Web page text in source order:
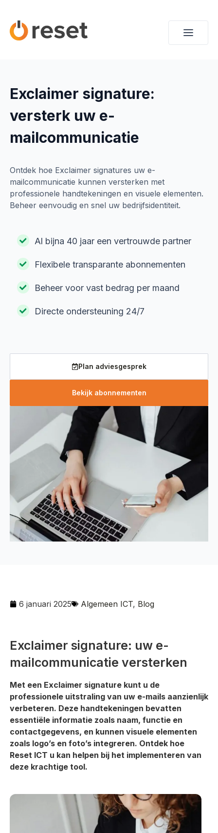
Exclaimer signature:
versterk uw e-
mailcommunicatie
Ontdek hoe Exclaimer signatures uw e-
mailcommunicatie kunnen versterken met
professionele handtekeningen en visuele elementen.
Beheer eenvoudig en snel uw bedrijfsidentiteit.
Al bijna 40 jaar een vertrouwde partner
Flexibele transparante abonnementen
Beheer voor vast bedrag per maand
Directe ondersteuning 24/7
Plan adviesgesprek
Bekijk abonnementen
6 januari 2025 Algemeen ICT, Blog
Exclaimer signature: uw e-
mailcommunicatie versterken
Met een Exclaimer signature kunt u de
professionele uitstraling van uw e-mails aanzienlijk
verbeteren. Deze handtekeningen bevatten
essentiële informatie zoals naam, functie en
contactgegevens, en kunnen visuele elementen
zoals logo’s en foto’s integreren. Ontdek hoe
Reset ICT u kan helpen bij het implementeren van
deze krachtige tool.